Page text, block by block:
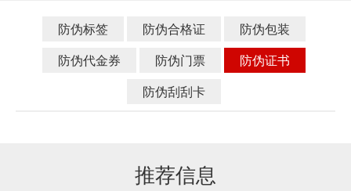
防伪标签 防伪合格证
防伪包装
防伪代金券
防伪门票
防伪证书
防伪刮刮卡
推荐信息